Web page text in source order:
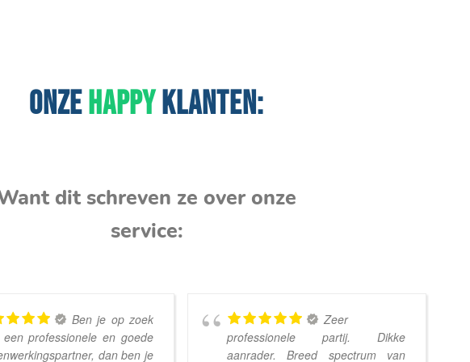
ONZEHAPPYKLANTEN:
dit schreven ze over onze
service:
Ben je op zoek
professionele en goede
dan ben je
Zeer
professionele partij. Dikke
aanrader. Breed spectrum van